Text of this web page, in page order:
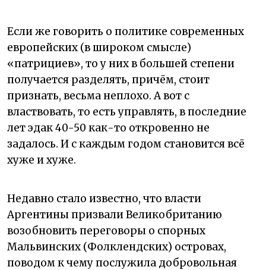
Если же говорить о политике современных
европейских (в широком смысле)
«патрициев», то у них в большей степени
получается разделять, причём, стоит
признать, весьма неплохо. А вот с
властвовать, то есть управлять, в последние
лет эдак 40-50 как-то откровенно не
задалось. И с каждым годом становится всё
хуже и хуже.
Недавно стало известно, что власти
Аргентины призвали Великобританию
возобновить переговоры о спорных
Мальвинских (Фолклендских) островах,
поводом к чему послужила добровольная